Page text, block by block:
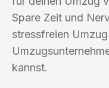
Spare Zeit und
stressfreien
kannst.